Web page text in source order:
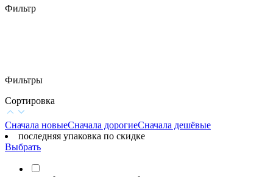
Фильтр
Фильтры
Сортировка
Сначала новыеСначала дорогиеСначала дешёвые
последняя упаковка по скидке
Выбрать